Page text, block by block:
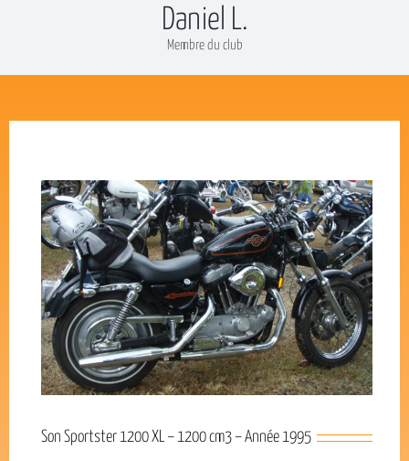
Daniel L.
Membre du club
Son Sportster 1200 XL – 1200 cm3 – Année 1995